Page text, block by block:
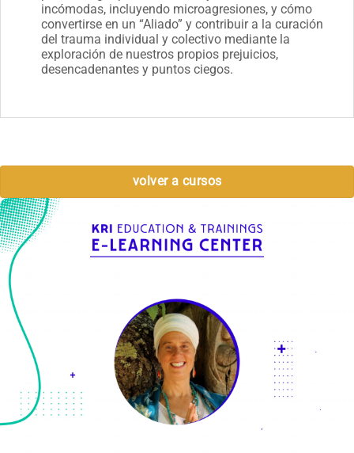
incómodas, incluyendo microagresiones, y cómo
convertirse en un “Aliado” y contribuir a la curación
del trauma individual y colectivo mediante la
exploración de nuestros propios prejuicios,
desencadenantes y puntos ciegos.
volver a cursos